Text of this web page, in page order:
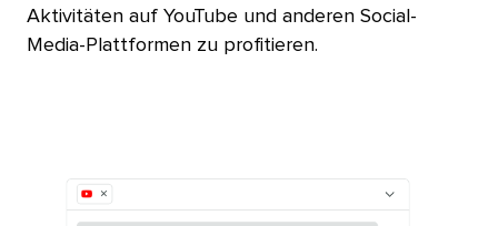
Aktivitäten auf YouTube und anderen Social-
Media-Plattformen zu profitieren.​​